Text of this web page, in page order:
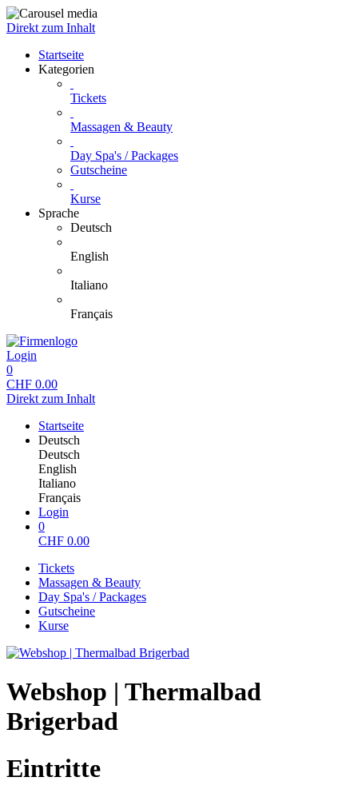
Direkt zum Inhalt
Startseite
Kategorien
Tickets
Massagen & Beauty
Day Spa's / Packages
Gutscheine
Kurse
Sprache
Deutsch
English
Italiano
Français
Login
0
CHF 0.00
Direkt zum Inhalt
Startseite
Deutsch
Deutsch
English
Italiano
Français
Login
0
CHF 0.00
Tickets
Massagen & Beauty
Day Spa's / Packages
Gutscheine
Kurse
Webshop | Thermalbad
Brigerbad
Eintritte